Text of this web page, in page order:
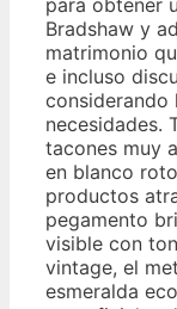
Bradshaw y
matrimonio
e incluso
considerando
necesidades.
tacones muy
en blanco
productos
pegamento
visible con
vintage, el
esmeralda